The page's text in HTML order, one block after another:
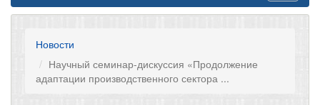
Новости
Научный семинар-дискуссия «Продолжение
адаптации производственного сектора ...